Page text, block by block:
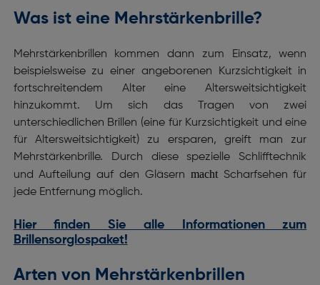
Was ist eine Mehrstärkenbrille?
Mehrstärkenbrillen kommen dann zum Einsatz, wenn
beispielsweise zu einer angeborenen Kurzsichtigkeit in
fortschreitendem Alter eine Altersweitsichtigkeit
hinzukommt. Um sich das Tragen von zwei
unterschiedlichen Brillen (eine für Kurzsichtigkeit und eine
für Altersweitsichtigkeit) zu ersparen, greift man zur
Mehrstärkenbrille. Durch diese spezielle Schlifftechnik
und Aufteilung auf den Gläsern machtScharfsehen für
jede Entfernung möglich.
Hier finden Sie alle Informationen zum
Brillensorglospaket!
Arten von Mehrstärkenbrillen